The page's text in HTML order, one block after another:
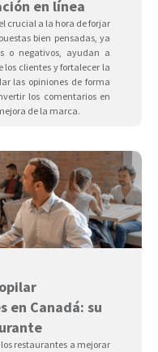
en línea
crucial a la hora de forjar
bien pensadas, ya
o negativos, ayudan a
clientes y fortalecer la
las opiniones de forma
los comentarios en
de la marca.
en Canadá: su
restaurantes a mejorar